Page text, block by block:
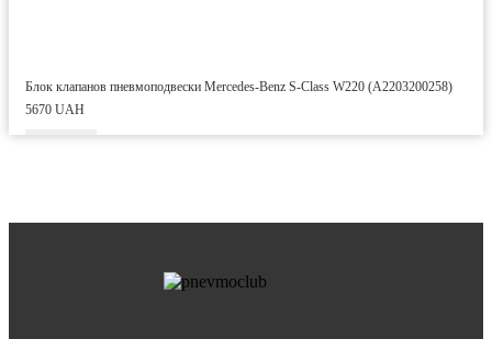
Блок клапанов пневмоподвески Mercedes-Benz S-Class W220 (A2203200258)
5670 UAH